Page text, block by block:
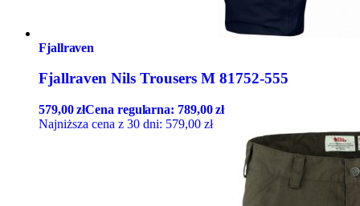
Fjallraven
Fjallraven Nils Trousers M 81752-555
579,00złCena regularna: 789,00zł
Najniższa cena z 30 dni: 579,00 zł